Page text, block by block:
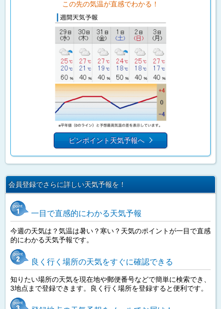
この先の気温が直感でわかる！
ピンポイント天気予報へ
会員登録でさらに詳しい天気予報を！
一目で直感的にわかる天気予報
今週の天気は？気温は暑い？寒い？天気のポイントが一目で直感
的にわかる天気予報です。
良く行く場所の天気をすぐに確認できる
知りたい場所の天気を現在地や郵便番号などで簡単に検索でき、
3地点まで登録できます。良く行く場所を登録すると便利です。